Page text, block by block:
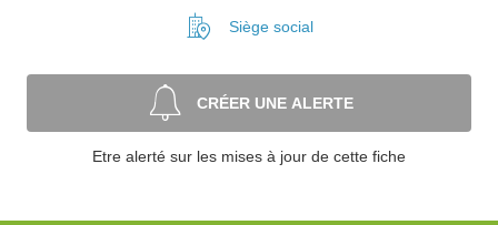
Siège social
CRÉER UNE ALERTE
Etre alerté sur les mises à jour de cette fiche